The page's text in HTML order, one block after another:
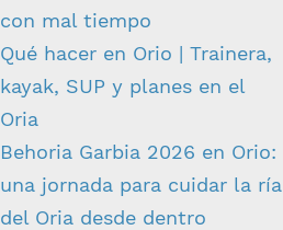
con mal tiempo
Qué hacer en Orio | Trainera,
kayak, SUP y planes en el
Oria
Behoria Garbia 2026 en Orio:
una jornada para cuidar la ría
del Oria desde dentro